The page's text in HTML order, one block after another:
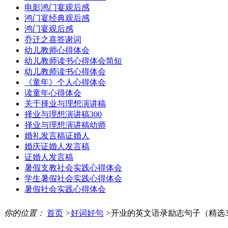
电影鸿门宴观后感
鸿门宴经典观后感
鸿门宴观后感
乔迁之喜答谢词
幼儿教师心得体会
幼儿教师读书心得体会简短
幼儿教师读书心得体会
《童年》个人心得体会
读童年心得体会
关于择业与理想演讲稿
择业与理想演讲稿300
择业与理想演讲稿幼师
婚礼发言稿证婚人
婚庆证婚人发言稿
证婚人发言稿
暑假支教社会实践心得体会
学生暑假社会实践心得体会
暑假社会实践心得体会
你的位置： 首页 >好词好句 >开业的英文语录励志句子（精选